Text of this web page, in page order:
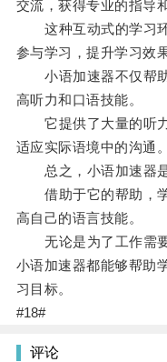
交流，获得专业的指导
这种互动式的学习环
参与学习，提升学习效果
小语加速器不仅帮助
高听力和口语技能。
它提供了大量的听力
适应实际语境中的沟通。
总之，小语加速器是
借助于它的帮助，学
高自己的语言技能。
无论是为了工作需要
小语加速器都能够帮助
习目标。
#18#
评论